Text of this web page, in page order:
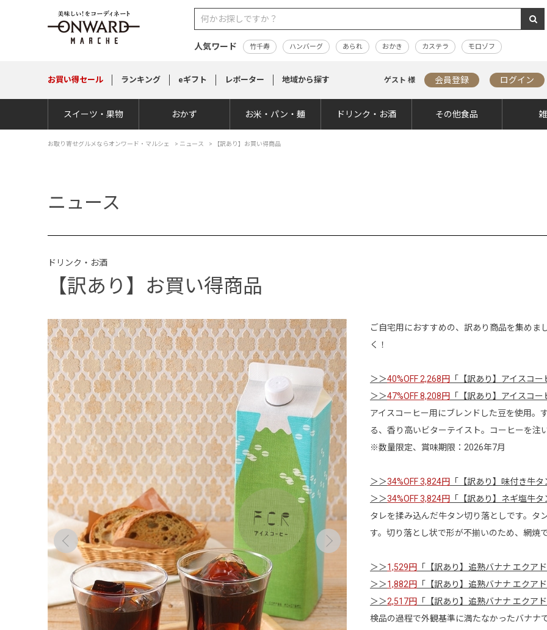
人気ワード 竹千寿 ハンバーグ あられ おかき カステラ モロゾフ
お買い得セール ランキング eギフト レポーター 地域から探す ゲスト 様 会員登録 ログイン
スイーツ・果物 おかず お米・パン・麺 ドリンク・お酒 その他食品
お取り寄せグルメならオンワード・マルシェ > ニュース > 【訳あり】お買い得商品
ニュース
ドリンク・お酒
【訳あり】お買い得商品
ご自宅用におすすめの、訳あり商品を集めま
く！
＞＞40%OFF 2,268円
「【訳あり】アイスコ
＞＞47%OFF 8,208円
「【訳あり】アイスコ
アイスコーヒー用にブレンドした豆を使用。
る、香り高いビターテイスト。コーヒーを注
※数量限定、賞味期限：2026年7月
＞＞34%OFF 3,824円
「【訳あり】味付き牛
＞＞34%OFF 3,824円
「【訳あり】ネギ塩牛
タレを揉み込んだ牛タン切り落としです。タ
す。切り落とし状で形が不揃いのため、網焼
＞＞1,529円
「【訳あり】追熟バナナ エクア
＞＞1,882円
「【訳あり】追熟バナナ エクア
＞＞2,517円
「【訳あり】追熟バナナ エクア
検品の過程で外観基準に満たなかったバナナ